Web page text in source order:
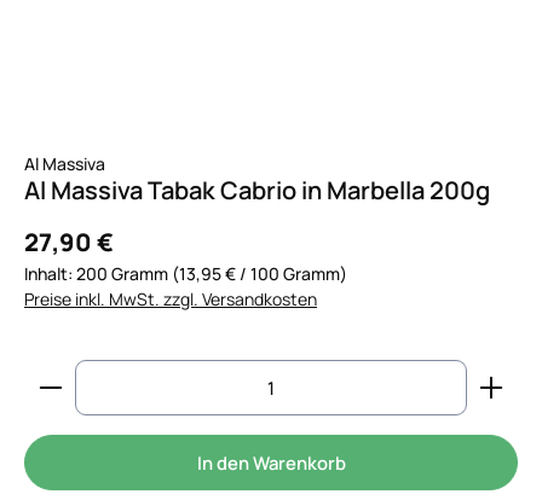
Al Massiva
Al Massiva Tabak Cabrio in Marbella 200g
27,90 €
Inhalt: 200 Gramm (13,95 € / 100 Gramm)
Preise inkl. MwSt. zzgl. Versandkosten
Produkt Anzahl: Gib den gewünschten Wert
In den Warenkorb